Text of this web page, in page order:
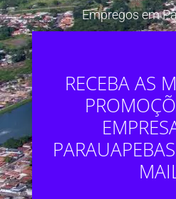
Empregos em
RECEBA AS